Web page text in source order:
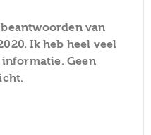
van
Ik heb heel veel
Geen